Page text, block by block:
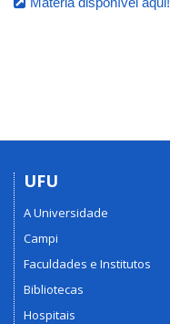
UFU
A Universidade
Campi
Faculdades e Institutos
Bibliotecas
Hospitais